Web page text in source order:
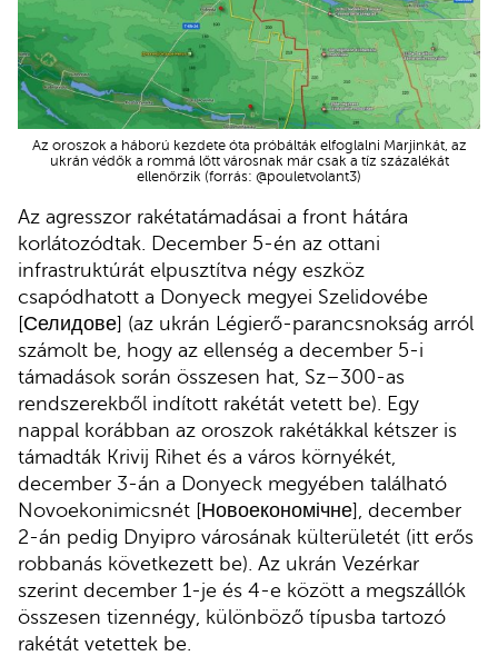
Az oroszok a háború kezdete óta próbálták elfoglalni Marjinkát, az
ukrán védők a rommá lőtt városnak már csak a tíz százalékát
ellenőrzik (forrás: @pouletvolant3)
Az agresszor rakétatámadásai a front hátára
korlátozódtak. December 5-én az ottani
infrastruktúrát elpusztítva négy eszköz
csapódhatott a Donyeck megyei Szelidovébe
[Селидове] (az ukrán Légierő-parancsnokság arról
számolt be, hogy az ellenség a december 5-i
támadások során összesen hat, Sz–300-as
rendszerekből indított rakétát vetett be). Egy
nappal korábban az oroszok rakétákkal kétszer is
támadták Krivij Rihet és a város környékét,
december 3-án a Donyeck megyében található
Novoekonimicsnét [Новоекономічне], december
2-án pedig Dnyipro városának külterületét (itt erős
robbanás következett be). Az ukrán Vezérkar
szerint december 1-je és 4-e között a megszállók
összesen tizennégy, különböző típusba tartozó
rakétát vetettek be.